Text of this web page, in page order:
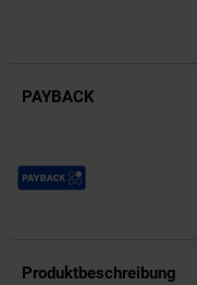
PAYBACK
Payback Punkte
Produktbeschreibung